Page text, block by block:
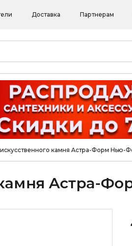
Доставка Партнерам
камня Астра-Форм Нью-
Астра-